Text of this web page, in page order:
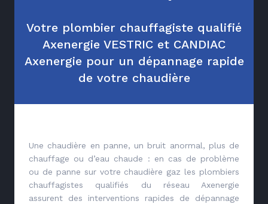
Votre plombier chauffagiste qualifié
Axenergie VESTRIC et CANDIAC
Axenergie pour un dépannage rapide
de votre chaudière
Une chaudière en panne, un bruit anormal, plus de
chauffage ou d’eau chaude : en cas de problème
ou de panne sur votre chaudière gaz les plombiers
chauffagistes qualifiés du réseau Axenergie
assurent des interventions rapides de dépannage